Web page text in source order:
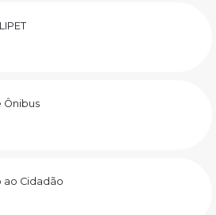
Ônibus
ao Cidadão